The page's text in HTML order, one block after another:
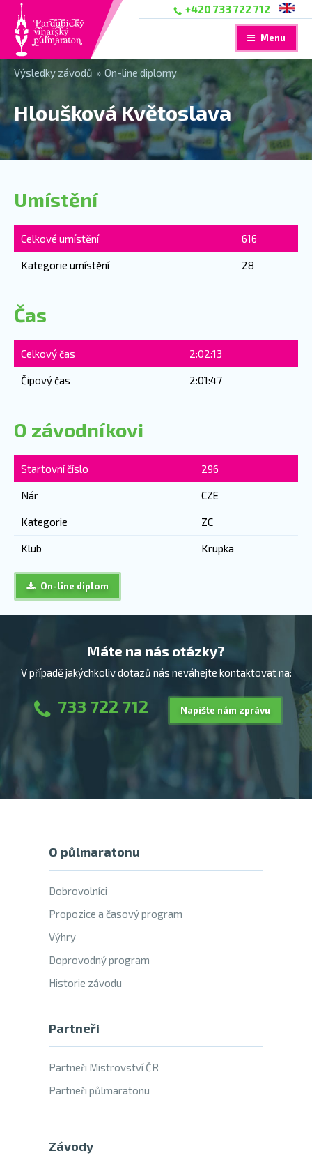
+420 733 722 712
Menu
Výsledky závodů » On-line diplomy
Hloušková Květoslava
Umístění
Celkové umístění 616
Kategorie umístění 28
Čas
Celkový čas 2:02:13
Čipový čas 2:01:47
O závodníkovi
Startovní číslo 296
Nár CZE
Kategorie ZC
Klub Krupka
On-line diplom
Máte na nás otázky?
V případě jakýchkoliv dotazů nás neváhejte kontaktovat na:
733 722 712 Napište nám zprávu
O půlmaratonu
Dobrovolníci
Propozice a časový program
Výhry
Doprovodný program
Historie závodu
Partneři
Partneři Mistrovství ČR
Partneři půlmaratonu
Závody